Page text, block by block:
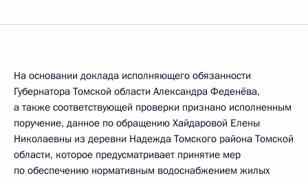
На основании доклада исполняющего обязанности
Губернатора Томской области Александра Феденёва,
а также соответствующей проверки признано исполненным
поручение, данное по обращению Хайдаровой Елены
Николаевны из деревни Надежда Томского района Томской
области, которое предусматривает принятие мер
по обеспечению нормативным водоснабжением жилых